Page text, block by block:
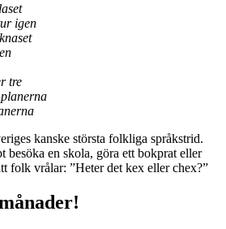
igen
tre
kanske största folkliga språkstrid.
besöka en skola, göra ett bokprat eller
folk vrålar: ”Heter det kex eller chex?”